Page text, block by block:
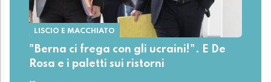
LISCIO E MACCHIATO
"Berna ci frega con gli ucraini!". E De
Rosa e i paletti sui ristorni